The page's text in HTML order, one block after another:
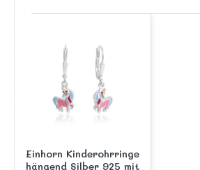
Einhorn Kinderohrringe
hängend Silber 925 mit